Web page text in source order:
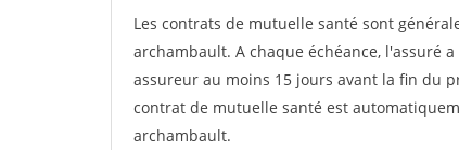
Les contrats de mutuelle santé sont
archambault. A chaque échéance, l'assuré
assureur au moins 15 jours avant la fin du
contrat de mutuelle santé est
archambault.